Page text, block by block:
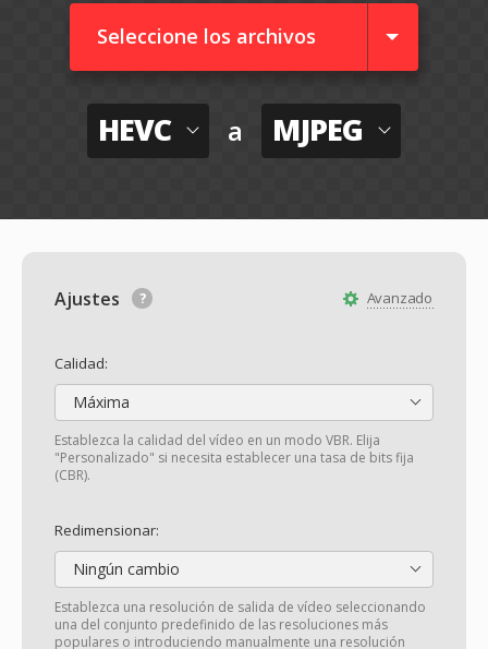
Seleccione los archivos
HEVC a MJPEG
Avanzado
Ajustes
Calidad:
Máxima
Establezca la calidad del vídeo en un modo VBR. Elija
"Personalizado" si necesita establecer una tasa de bits fija
(CBR).
Redimensionar:
Ningún cambio
Establezca una resolución de salida de vídeo seleccionando
una del conjunto predefinido de las resoluciones más
populares o introduciendo manualmente una resolución